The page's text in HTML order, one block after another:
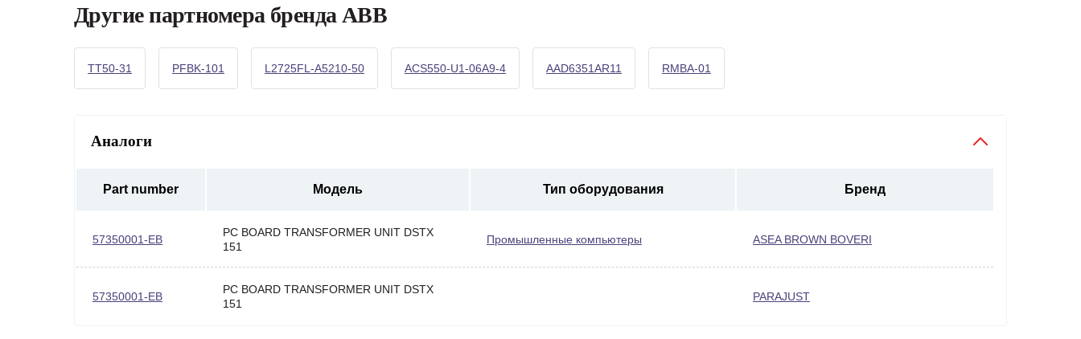
Другие партномера бренда ABB
TT50-31 PFBK-101 L2725FL-A5210-50 ACS550-U1-06A9-4 AAD6351AR11 RMBA-01
Аналоги
Part number Модель Тип оборудования Бренд
57350001-EB
PC BOARD TRANSFORMER UNIT DSTX
151
Промышленные компьютеры ASEA BROWN BOVERI
57350001-EB
PC BOARD TRANSFORMER UNIT DSTX
151
PARAJUST